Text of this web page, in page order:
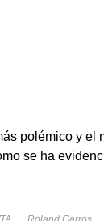
polémico y el
se ha